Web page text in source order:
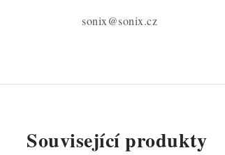
sonix@sonix.cz
Související produkty